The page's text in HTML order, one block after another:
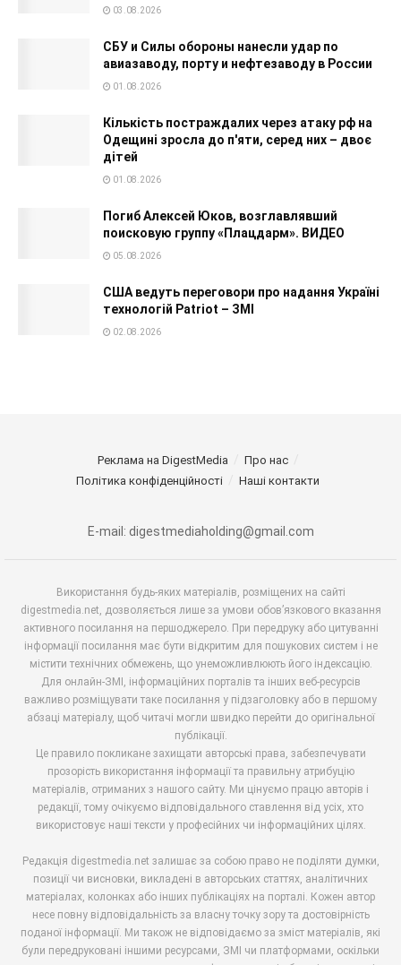
03.08.2026
СБУ и Силы обороны нанесли удар по
авиазаводу, порту и нефтезаводу в России
01.08.2026
Кількість постраждалих через атаку рф на
Одещині зросла до п'яти, серед них – двоє
дітей
01.08.2026
Погиб Алексей Юков, возглавлявший
поисковую группу «Плацдарм». ВИДЕО
05.08.2026
США ведуть переговори про надання Україні
технологій Patriot – ЗМІ
02.08.2026
Реклама на DigestMedia
Про нас
Політика конфіденційності
Наші контакти
E-mail: digestmediaholding@gmail.com
Використання будь-яких матеріалів, розміщених на сайті
digestmedia.net, дозволяється лише за умови обов’язкового вказання
активного посилання на першоджерело. При передруку або цитуванні
інформації посилання має бути відкритим для пошукових систем і не
містити технічних обмежень, що унеможливлюють його індексацію.
Для онлайн-ЗМІ, інформаційних порталів та інших веб-ресурсів
важливо розміщувати таке посилання у підзаголовку або в першому
абзаці матеріалу, щоб читачі могли швидко перейти до оригінальної
публікації.
Це правило покликане захищати авторські права, забезпечувати
прозорість використання інформації та правильну атрибуцію
матеріалів, отриманих з нашого сайту. Ми цінуємо працю авторів і
редакції, тому очікуємо відповідального ставлення від усіх, хто
використовує наші тексти у професійних чи інформаційних цілях.
Редакція digestmedia.net залишає за собою право не поділяти думки,
позиції чи висновки, викладені в авторських статтях, аналітичних
матеріалах, колонках або інших публікаціях на порталі. Кожен автор
несе повну відповідальність за власну точку зору та достовірність
поданої інформації. Ми також не відповідаємо за зміст матеріалів, які
були передруковані іншими ресурсами, ЗМІ чи платформами, оскільки